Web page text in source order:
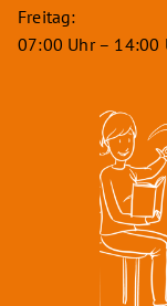
Freitag:
07:00 Uhr – 14:00